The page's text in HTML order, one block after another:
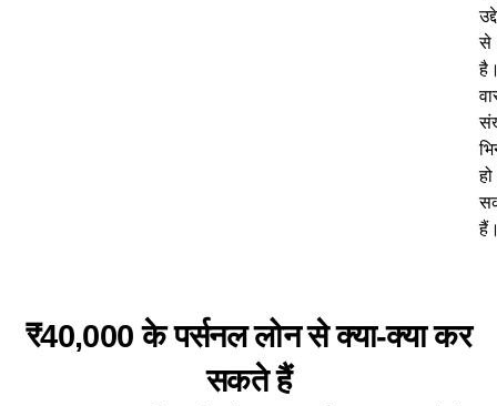
से
हो
₹40,000 के पर्सनल लोन से क्या-क्या कर
सकते हैं